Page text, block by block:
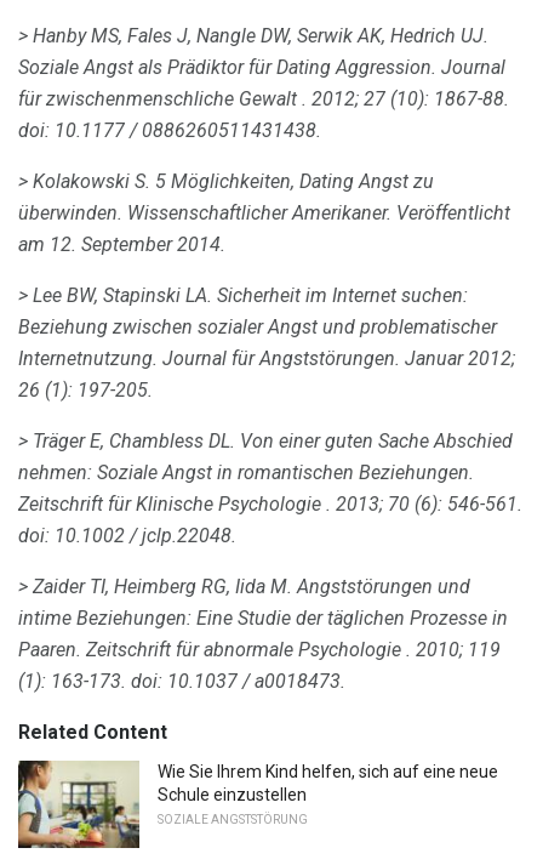
> Hanby MS, Fales J, Nangle DW, Serwik AK, Hedrich UJ.
Soziale Angst als Prädiktor für Dating Aggression. Journal
für zwischenmenschliche Gewalt . 2012; 27 (10): 1867-88.
doi: 10.1177 / 0886260511431438.
> Kolakowski S. 5 Möglichkeiten, Dating Angst zu
überwinden. Wissenschaftlicher Amerikaner. Veröffentlicht
am 12. September 2014.
> Lee BW, Stapinski LA. Sicherheit im Internet suchen:
Beziehung zwischen sozialer Angst und problematischer
Internetnutzung. Journal für Angststörungen. Januar 2012;
26 (1): 197-205.
> Träger E, Chambless DL. Von einer guten Sache Abschied
nehmen: Soziale Angst in romantischen Beziehungen.
Zeitschrift für Klinische Psychologie . 2013; 70 (6): 546-561.
doi: 10.1002 / jclp.22048.
> Zaider TI, Heimberg RG, Iida M. Angststörungen und
intime Beziehungen: Eine Studie der täglichen Prozesse in
Paaren. Zeitschrift für abnormale Psychologie . 2010; 119
(1): 163-173. doi: 10.1037 / a0018473.
Related Content
Wie Sie Ihrem Kind helfen, sich auf eine neue
Schule einzustellen
SOZIALE ANGSTSTÖRUNG